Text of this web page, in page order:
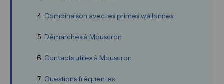
Combinaison avec les primes wallonnes
Démarches à Mouscron
Contacts utiles à Mouscron
Questions fréquentes